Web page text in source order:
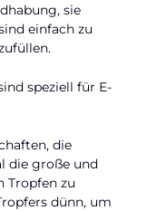
sie
einfach zu
speziell für E-
die
die große und
Tropfen zu
dünn, um